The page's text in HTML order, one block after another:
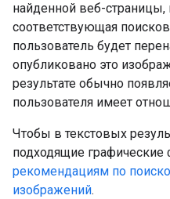
найденной веб-
соответствующая
пользователь будет
опубликовано это
результате обычно
пользователя имеет
Чтобы в текстовых
подходящие графические
рекомендациям по
изображений.